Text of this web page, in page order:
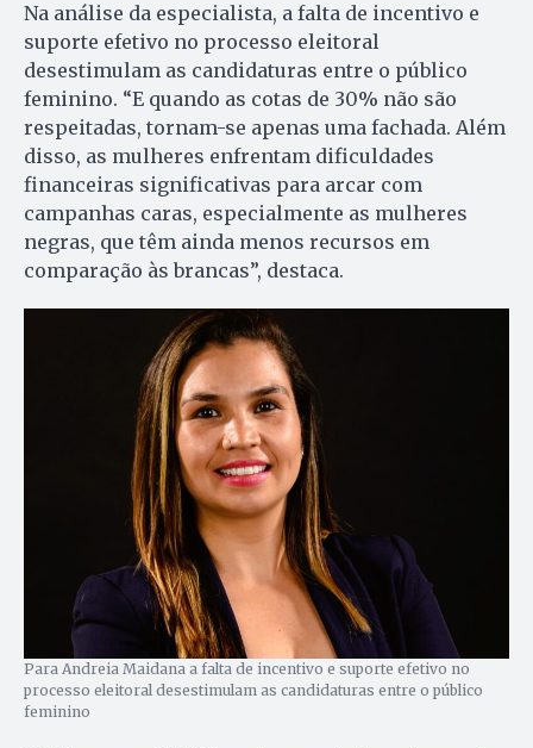
Na análise da especialista, a falta de incentivo e
suporte efetivo no processo eleitoral
desestimulam as candidaturas entre o público
feminino. “E quando as cotas de 30% não são
respeitadas, tornam-se apenas uma fachada. Além
disso, as mulheres enfrentam dificuldades
financeiras significativas para arcar com
campanhas caras, especialmente as mulheres
negras, que têm ainda menos recursos em
comparação às brancas”, destaca.
Para Andreia Maidana a falta de incentivo e suporte efetivo no
processo eleitoral desestimulam as candidaturas entre o público
feminino